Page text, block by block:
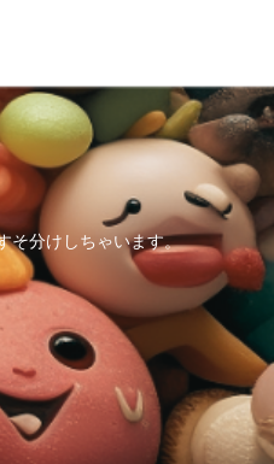
そ分けしちゃいます。